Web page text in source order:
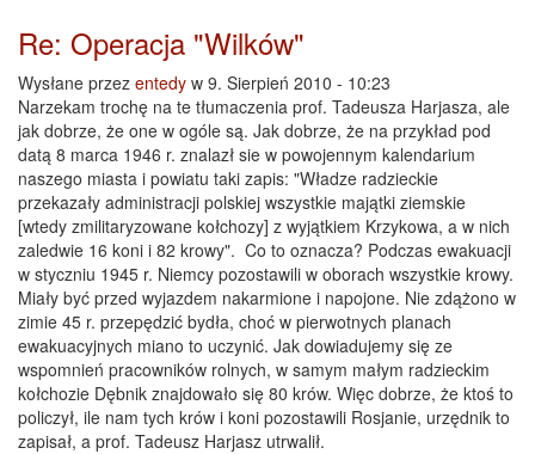
Re: Operacja "Wilków"
Wysłane przez entedy w 9. Sierpień 2010 - 10:23
Narzekam trochę na te tłumaczenia prof. Tadeusza Harjasza, ale
jak dobrze, że one w ogóle są. Jak dobrze, że na przykład pod
datą 8 marca 1946 r. znalazł sie w powojennym kalendarium
naszego miasta i powiatu taki zapis: "Władze radzieckie
przekazały administracji polskiej wszystkie majątki ziemskie
[wtedy zmilitaryzowane kołchozy] z wyjątkiem Krzykowa, a w nich
zaledwie 16 koni i 82 krowy". Co to oznacza? Podczas ewakuacji
w styczniu 1945 r. Niemcy pozostawili w oborach wszystkie krowy.
Miały być przed wyjazdem nakarmione i napojone. Nie zdążono w
zimie 45 r. przepędzić bydła, choć w pierwotnych planach
ewakuacyjnych miano to uczynić. Jak dowiadujemy się ze
wspomnień pracowników rolnych, w samym małym radzieckim
kołchozie Dębnik znajdowało się 80 krów. Więc dobrze, że ktoś to
policzył, ile nam tych krów i koni pozostawili Rosjanie, urzędnik to
zapisał, a prof. Tadeusz Harjasz utrwalił.